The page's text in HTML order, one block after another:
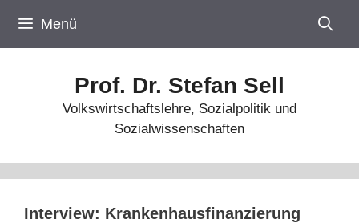
Inhalt
springen
Menü
Prof. Dr. Stefan Sell
Volkswirtschaftslehre, Sozialpolitik und
Sozialwissenschaften
Interview: Krankenhausfinanzierung